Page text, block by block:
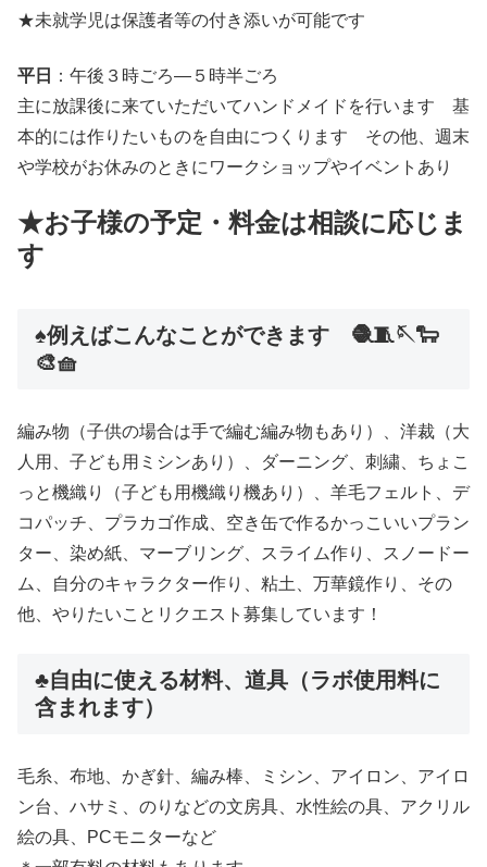
★未就学児は保護者等の付き添いが可能です
平日
：午後３時ごろ―５時半ごろ
主に放課後に来ていただいてハンドメイドを行います 基
本的には作りたいものを自由につくります その他、週末
や学校がお休みのときにワークショップやイベントあり
★お子様の予定・料金は相談に応じま
す
♠️例えばこんなことができます 🧶🧵🪡🐑
🎨🧺
編み物（子供の場合は手で編む編み物もあり）、洋裁（大
人用、子ども用ミシンあり）、ダーニング、刺繍、ちょこ
っと機織り（子ども用機織り機あり）、羊毛フェルト、デ
コパッチ、プラカゴ作成、空き缶で作るかっこいいプラン
ター、染め紙、マーブリング、スライム作り、スノードー
ム、自分のキャラクター作り、粘土、万華鏡作り、その
他、やりたいことリクエスト募集しています！
♣️自由に使える材料、道具（ラボ使用料に
含まれます）
毛糸、布地、かぎ針、編み棒、ミシン、アイロン、アイロ
ン台、ハサミ、のりなどの文房具、水性絵の具、アクリル
絵の具、PCモニターなど